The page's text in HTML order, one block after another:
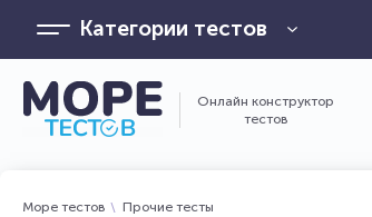
Категории тестов
Онлайн конструктор
тестов
Море тестов Прочие тесты